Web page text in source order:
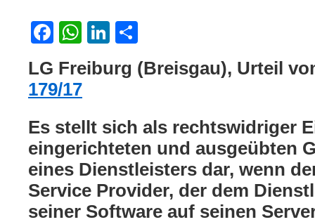
Facebook
WhatsApp
LinkedIn
LG Freiburg (Breisgau), Urteil
179/17
Es stellt sich als rechtswidriger
eingerichteten und ausgeübten
eines Dienstleisters dar, wenn
Service Provider, der dem
seiner Software auf seinen